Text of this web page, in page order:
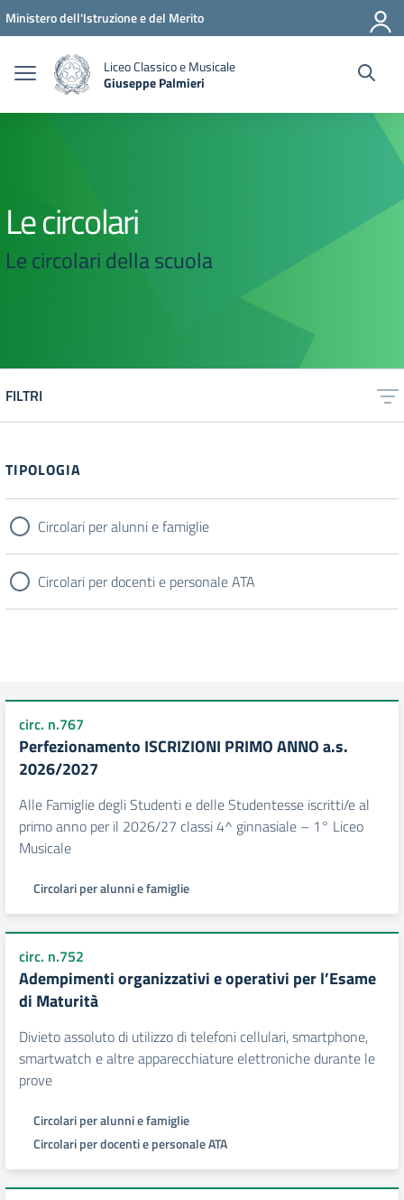
Vai ai contenuti
Vai al menu di navigazione
Vai al footer
Ministero dell'Istruzione e del Merito
Liceo Classico e Musicale
Giuseppe Palmieri
Le circolari
Le circolari della scuola
FILTRI
Filtri
TIPOLOGIA
Circolari per alunni e famiglie
Circolari per docenti e personale ATA
circ. n.767
Perfezionamento ISCRIZIONI PRIMO ANNO a.s.
2026/2027
Alle Famiglie degli Studenti e delle Studentesse iscritti/e al
primo anno per il 2026/27 classi 4^ ginnasiale – 1° Liceo
Musicale
Circolari per alunni e famiglie
circ. n.752
Adempimenti organizzativi e operativi per l’Esame
di Maturità
Divieto assoluto di utilizzo di telefoni cellulari, smartphone,
smartwatch e altre apparecchiature elettroniche durante le
prove
Circolari per alunni e famiglie
Circolari per docenti e personale ATA